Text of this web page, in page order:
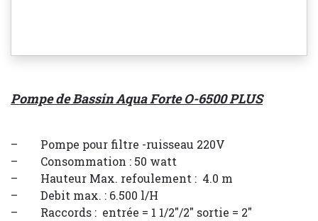
Pompe de Bassin Aqua Forte O-6500 PLUS
– Pompe pour filtre -ruisseau 220V
– Consommation : 50 watt
– Hauteur Max. refoulement : 4.0 m
– Debit max. : 6.500 l/H
– Raccords : entrée = 1 1/2″/2″ sortie = 2″